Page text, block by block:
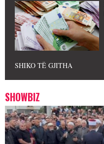
SHIKO TË GJITHA
SHOWBIZ